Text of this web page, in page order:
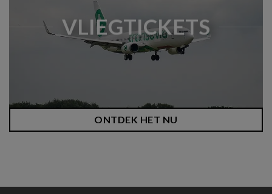
VLIEGTICKETS
ONTDEK HET NU